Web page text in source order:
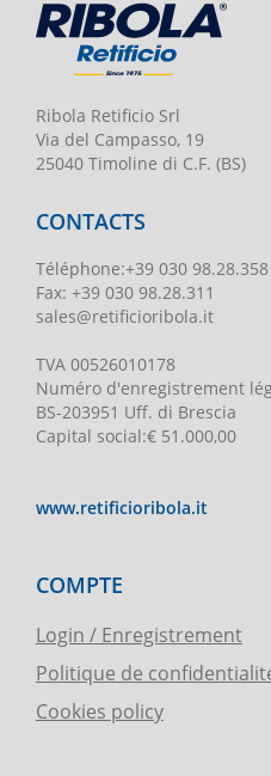
Ribola Retificio Srl
Via del Campasso, 19
25040 Timoline di C.F. (BS)
CONTACTS
Téléphone:+39 030 98.28.358
Fax: +39 030 98.28.311
sales@retificioribola.it
TVA 00526010178
Numéro d'enregistrement
BS-203951 Uff. di Brescia
Capital social:€ 51.000,00
www.retificioribola.it
COMPTE
Login / Enregistrement
Politique de
Cookies policy